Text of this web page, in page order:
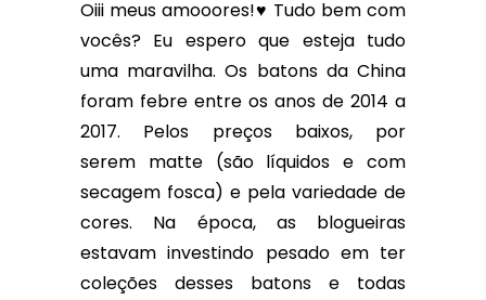
Oiii meus amooores!♥ Tudo bem com
vocês? Eu espero que esteja tudo
uma maravilha. Os batons da China
foram febre entre os anos de 2014 a
2017. Pelos preços baixos, por
serem matte (são líquidos e com
secagem fosca) e pela variedade de
cores. Na época, as blogueiras
estavam investindo pesado em ter
coleções desses batons e todas